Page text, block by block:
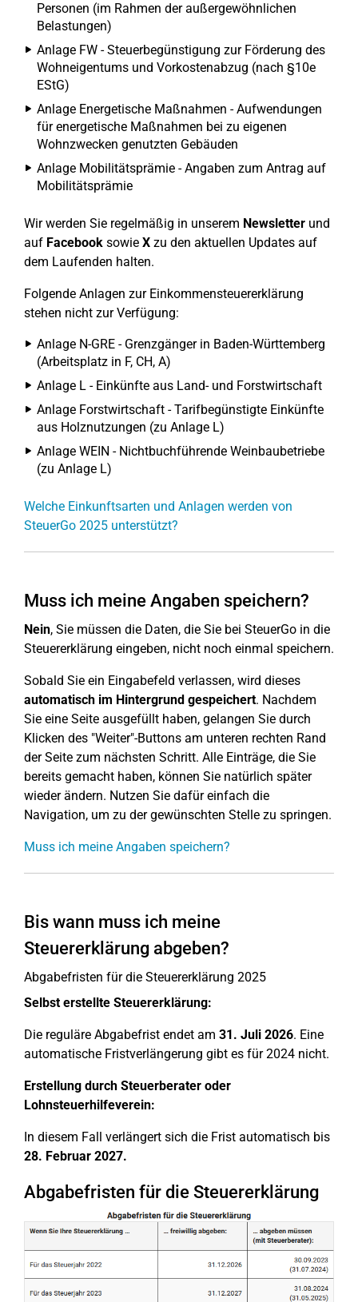
Personen (im Rahmen der außergewöhnlichen
Belastungen)
Anlage FW - Steuerbegünstigung zur Förderung des
Wohneigentums und Vorkostenabzug (nach §10e
EStG)
Anlage Energetische Maßnahmen - Aufwendungen
für energetische Maßnahmen bei zu eigenen
Wohnzwecken genutzten Gebäuden
Anlage Mobilitätsprämie - Angaben zum Antrag auf
Mobilitätsprämie
Wir werden Sie regelmäßig in unserem Newsletter und
auf Facebook sowie X zu den aktuellen Updates auf
dem Laufenden halten.
Folgende Anlagen zur Einkommensteuererklärung
stehen nicht zur Verfügung:
Anlage N-GRE - Grenzgänger in Baden-Württemberg
(Arbeitsplatz in F, CH, A)
Anlage L - Einkünfte aus Land- und Forstwirtschaft
Anlage Forstwirtschaft - Tarifbegünstigte Einkünfte
aus Holznutzungen (zu Anlage L)
Anlage WEIN - Nichtbuchführende Weinbaubetriebe
(zu Anlage L)
Welche Einkunftsarten und Anlagen werden von
SteuerGo 2025 unterstützt?
Muss ich meine Angaben speichern?
Nein, Sie müssen die Daten, die Sie bei SteuerGo in die
Steuererklärung eingeben, nicht noch einmal speichern.
Sobald Sie ein Eingabefeld verlassen, wird dieses
automatisch im Hintergrund gespeichert. Nachdem
Sie eine Seite ausgefüllt haben, gelangen Sie durch
Klicken des "Weiter"-Buttons am unteren rechten Rand
der Seite zum nächsten Schritt. Alle Einträge, die Sie
bereits gemacht haben, können Sie natürlich später
wieder ändern. Nutzen Sie dafür einfach die
Navigation, um zu der gewünschten Stelle zu springen.
Muss ich meine Angaben speichern?
Bis wann muss ich meine
Steuererklärung abgeben?
Abgabefristen für die Steuererklärung 2025
Selbst erstellte Steuererklärung:
Die reguläre Abgabefrist endet am 31. Juli 2026. Eine
automatische Fristverlängerung gibt es für 2024 nicht.
Erstellung durch Steuerberater oder
Lohnsteuerhilfeverein:
In diesem Fall verlängert sich die Frist automatisch bis
28. Februar 2027.
Abgabefristen für die Steuererklärung